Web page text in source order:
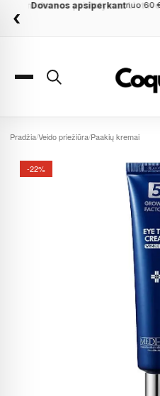
‹
Dovanos apsiperkantnuo 60 €
Pradžia/Veido priežiūra/Paakių kremai
-22%